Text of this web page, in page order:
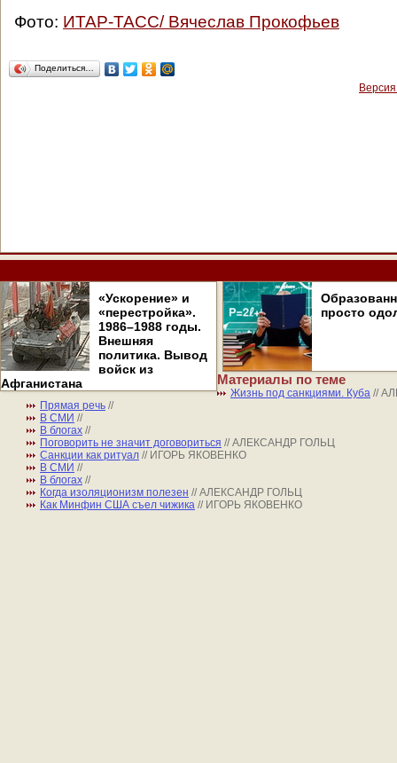
Фото: ИТАР-ТАСС/ Вячеслав Прокофьев
Поделиться…
«Ускорение» и
«перестройка».
1986–1988 годы.
Внешняя
политика. Вывод
войск из
Афганистана
просто
Материалы по теме
Жизнь под санкциями. Куба //
Прямая речь //
В СМИ //
В блогах //
Поговорить не значит договориться // АЛЕКСАНДР ГОЛЬЦ
Санкции как ритуал // ИГОРЬ ЯКОВЕНКО
В СМИ //
В блогах //
Когда изоляционизм полезен // АЛЕКСАНДР ГОЛЬЦ
Как Минфин США съел чижика // ИГОРЬ ЯКОВЕНКО